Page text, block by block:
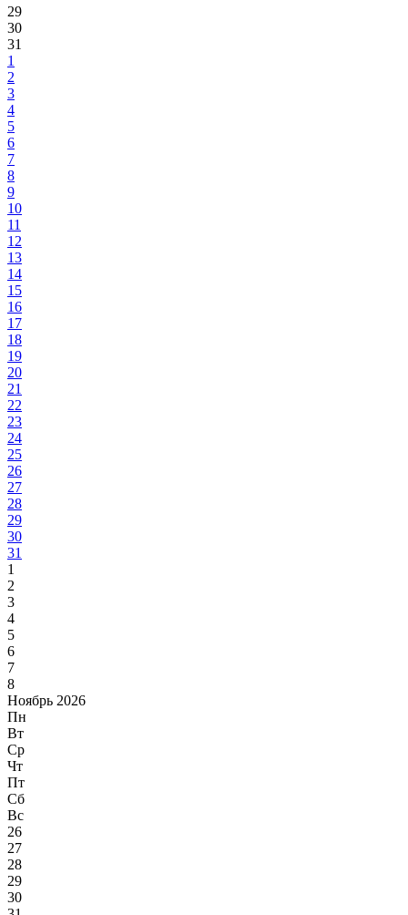
29
30
31
1
2
3
4
5
6
7
8
9
10
11
12
13
14
15
16
17
18
19
20
21
22
23
24
25
26
27
28
29
30
31
1
2
3
4
5
6
7
8
Ноябрь 2026
Пн
Вт
Ср
Чт
Пт
Сб
Вс
26
27
28
29
30